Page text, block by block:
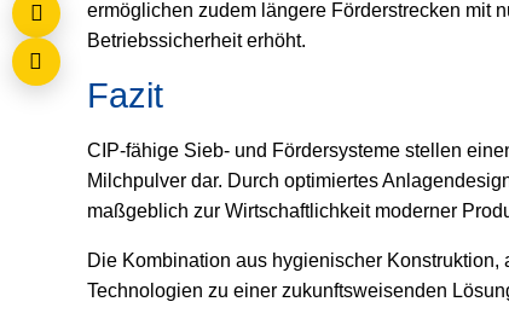
ermöglichen zudem längere Förderstrecken mit
Betriebssicherheit erhöht.
Fazit
CIP-fähige Sieb- und Fördersysteme stellen
Milchpulver dar. Durch optimiertes
maßgeblich zur Wirtschaftlichkeit moderner
Die Kombination aus hygienischer
Technologien zu einer zukunftsweisenden